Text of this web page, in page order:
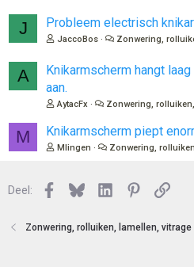
J Probleem electrisch
JaccoBos Zonwering,
A
Knikarmscherm hangt
aan.
AytacFx Zonwering,
M Knikarmscherm piept
Mlingen Zonwering,
Deel: Facebook
BlueskyLinkedInPinterest
Link
Zonwering, rolluiken, lamellen, vitrage